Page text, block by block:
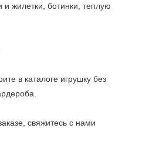
жилетки, ботинки, теплую
в каталоге игрушку без
свяжитесь с нами